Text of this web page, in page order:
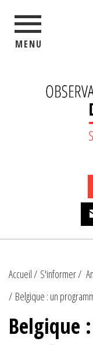
MENU
Accueil S'informer
Belgique : un
Belgique